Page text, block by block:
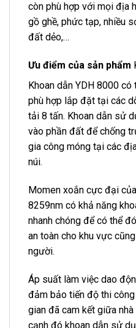
còn phù hợp với mọi địa
gồ ghề, phức tạp, nhiều
đất dẻo,…
Ưu điểm của sản phẩm
Khoan dẫn YDH 8000
phù hợp lắp đặt tại các
tải 8 tấn. Khoan dẫn sử
vào phần đất để chống
gia công móng tại các
núi.
Momen xoắn cực đại
8259nm có khả năng
nhanh chóng để có thể
an toàn cho khu vực
người.
Áp suất làm việc dao
đảm bảo tiến độ thi
gian đã cam kết giữa
cạnh đó khoan dẫn sử